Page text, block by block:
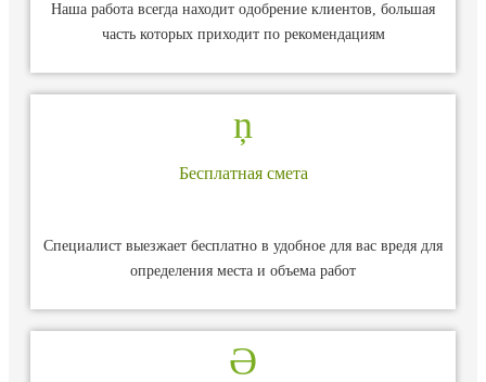
Наша работа всегда находит одобрение клиентов, большая
часть которых приходит по рекомендациям
Бесплатная смета
Специалист выезжает бесплатно в удобное для вас вредя для
определения места и объема работ